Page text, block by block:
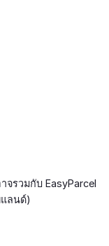
รวมกับ EasyParcel
ลนด์)